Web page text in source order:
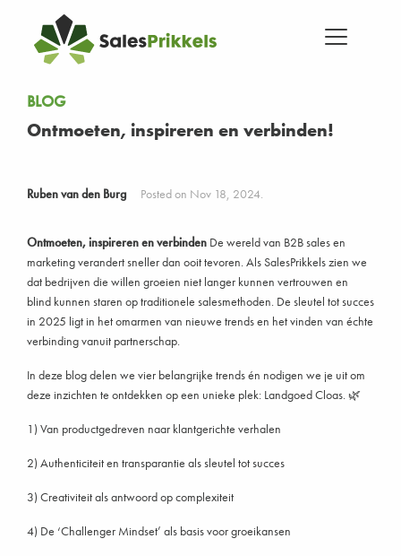
BLOG
Ontmoeten, inspireren en verbinden!
Ruben van den Burg Posted on Nov 18, 2024.
Ontmoeten, inspireren en verbinden De wereld van B2B sales en
marketing verandert sneller dan ooit tevoren. Als SalesPrikkels zien we
dat bedrijven die willen groeien niet langer kunnen vertrouwen en
blind kunnen staren op traditionele salesmethoden. De sleutel tot succes
in 2025 ligt in het omarmen van nieuwe trends en het vinden van échte
verbinding vanuit partnerschap.
In deze blog delen we vier belangrijke trends én nodigen we je uit om
deze inzichten te ontdekken op een unieke plek: Landgoed Cloas. 🌿
1) Van productgedreven naar klantgerichte verhalen
2) Authenticiteit en transparantie als sleutel tot succes
3) Creativiteit als antwoord op complexiteit
4) De ‘Challenger Mindset’ als basis voor groeikansen